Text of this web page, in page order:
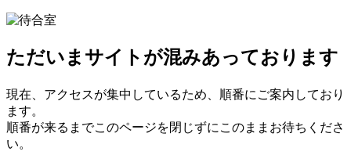
ただいまサイトが混みあっております
現在、アクセスが集中しているため、順番にご案内しており
ます。
順番が来るまでこのページを閉じずにこのままお待ちくださ
い。